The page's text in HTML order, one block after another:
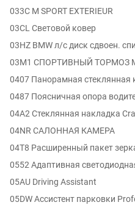
033C M SPORT EXTERIEUR
03CL Световой ковер
03HZ BMW л/с диск сдвоен.
03M1 СПОРТИВНЫЙ ТОРМОЗ
0407 Панорамная стеклянная
0487 Поясничная опора
04A2 Стеклянная накладка
04NR САЛОННАЯ КАМЕРА
04T8 Расширенный пакет
0552 Адаптивная
05AU Driving Assistant
05DW Ассистент парковки